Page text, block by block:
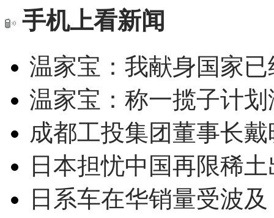
手机上看新闻
温家宝：我献身国家
温家宝：称一揽子计
成都工投集团董事长
日本担忧中国再限稀
日系车在华销量受波